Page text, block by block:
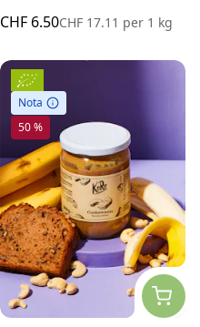
CHF 6.50CHF 17.11 per 1 kg
Nota
50 %